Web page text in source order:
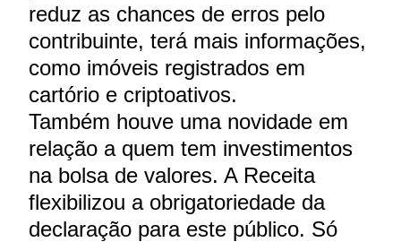
reduz as chances de erros pelo
contribuinte, terá mais informações,
como imóveis registrados em
cartório e criptoativos.
Também houve uma novidade em
relação a quem tem investimentos
na bolsa de valores. A Receita
flexibilizou a obrigatoriedade da
declaração para este público. Só